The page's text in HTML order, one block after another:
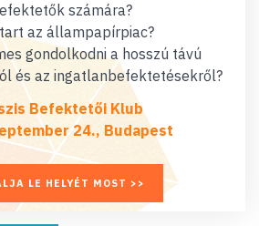
számára?
az állampapírpiac?
gondolkodni a hosszú távú
és az ingatlanbefektetésekről?
Befektetői Klub
24., Budapest
LE HELYÉT MOST >>